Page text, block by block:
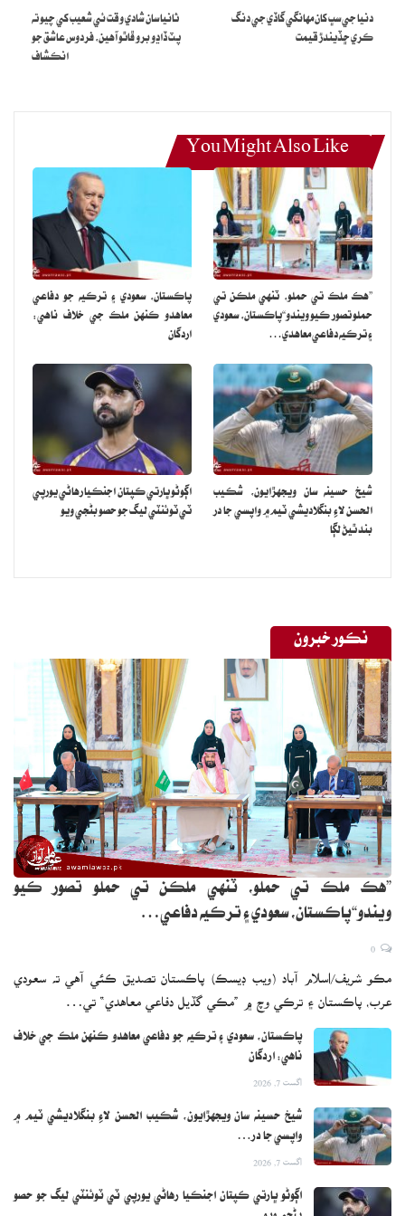
سگھي.
عفت عمر جو اهو به چوڻ هو ته جيڪڏهن ۾ پنهنجي مرضي موجب فيشن
دنيا جي سڀ کان مهانگي گاڏي جي دنگ
ڪري ڇڏيندڙ قيمت
ثانيا سان شادي وقت ئي شعيب کي چيو ته
پٽ ڏاڍو برو ڦاٿو آهين، فردوس عاشق جو
انڪشاف
You Might Also Like
”هڪ ملڪ تي حملو، ٽنهي ملڪن تي
حملو تصور ڪيو ويندو“پاڪستان، سعودي
۽ ترڪيه دفاعي معاهدي…
پاڪستان، سعودي ۽ ترڪيه جو دفاعي
معاهدو ڪنهن ملڪ جي خلاف ناهي:
اردگان
شيخ حسينه سان ويجهڙايون، شڪيب
الحسن لاءِ بنگلاديشي ٽيم ۾ واپسي جا در
بند ٿيڻ لڳا
اڳوڻو ڀارتي ڪپتان اجنڪيا رهاڻي يورپي
ٽي ٽوئنٽي ليگ جو حصو بڻجي ويو
نڪور خبرون
”هڪ ملڪ تي حملو، ٽنهي ملڪن تي حملو تصور ڪيو
ويندو“پاڪستان، سعودي ۽ ترڪيه دفاعي…
مڪو شريف/اسلام آباد (ويب ڊيسڪ) پاڪستان تصديق ڪئي آهي ته سعودي
عرب، پاڪستان ۽ ترڪي وچ ۾ ”مڪي گڏيل دفاعي معاهدي“ تي…
پاڪستان، سعودي ۽ ترڪيه جو دفاعي معاهدو ڪنهن ملڪ جي خلاف
ناهي: اردگان
اگست 7, 2026
شيخ حسينه سان ويجهڙايون، شڪيب الحسن لاءِ بنگلاديشي ٽيم ۾
واپسي جا در…
اگست 7, 2026
اڳوڻو ڀارتي ڪپتان اجنڪيا رهاڻي يورپي ٽي ٽوئنٽي ليگ جو حصو